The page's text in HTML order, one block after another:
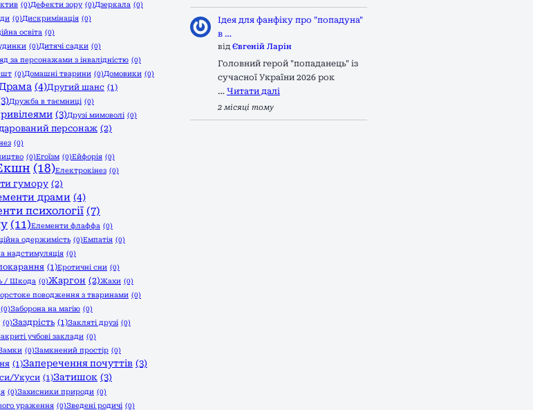
(0)Дефекти зору (0)Дзеркала (0)
(0)Дискримінація (0)
освіта (0)
(0)Дитячі садки (0)
за персонажами з інвалідністю (0)
(0)Домашні тварини (0)Домовики (0)
Драма (4)Другий шанс (1)
Дружба в таємниці (0)
(3)Друзі мимоволі (0)
персонаж (2)
(0)
(0)Егоїзм (0)Ейфорія (0)
(18)Електрокінез (0)
гумору (2)
драми (4)
психології (7)
(11)Елементи флаффа (0)
одержимість (0)Емпатія (0)
надстимуляція (0)
(1)Еротичні сни (0)
/ Шкода (0)Жаргон (2)Жахи (0)
поводження з тваринами (0)
(0)Заборона на магію (0)
(0)Заздрість (1)Закляті друзі (0)
учбові заклади (0)
(0)Замкнений простір (0)
(1)Заперечення почуттів (3)
Укуси (1)Затишок (3)
(0)Захисники природи (0)
ураження (0)Зведені родичі (0)
Ідея для фанфіку про "попадуна"
в …
від Євгеній Ларін
Головний герой "попаданець" із
сучасної України 2026 рок
… Читати далі
2 місяці тому